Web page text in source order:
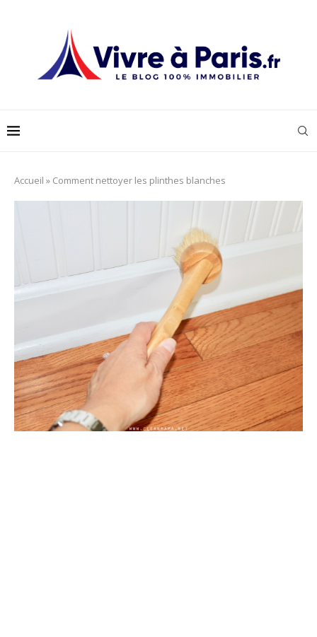
Accueil » Comment nettoyer les plinthes blanches